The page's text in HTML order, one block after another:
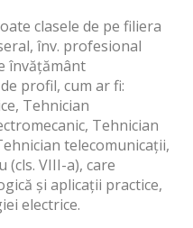
clasele de pe filiera
înv. profesional
învățământ
profil, cum ar fi:
Tehnician
Tehnician
telecomunicații,
(cls. VIII-a), care
și aplicații practice,
electrice.